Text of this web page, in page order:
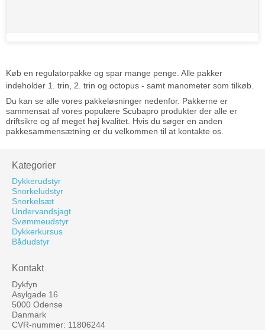
Køb en regulatorpakke og spar mange penge. Alle pakker
indeholder 1. trin, 2. trin og octopus - samt manometer som tilkøb.
Du kan se alle vores pakkeløsninger nedenfor. Pakkerne er
sammensat af vores populære Scubapro produkter der alle er
driftsikre og af meget høj kvalitet. Hvis du søger en anden
pakkesammensætning er du velkommen til at kontakte os.
Kategorier
Dykkerudstyr
Snorkeludstyr
Snorkelsæt
Undervandsjagt
Svømmeudstyr
Dykkerkursus
Bådudstyr
Kontakt
Dykfyn
Asylgade 16
5000 Odense
Danmark
CVR-nummer: 11806244